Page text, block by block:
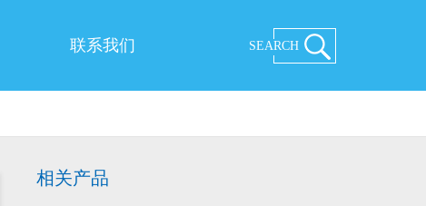
联系我们 SEARCH
相关产品